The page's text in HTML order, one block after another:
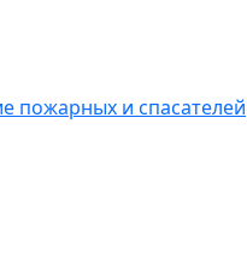
пожарных и спасателей